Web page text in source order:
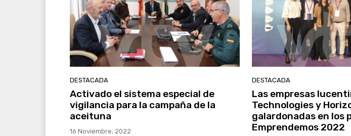
DESTACADA
Activado el sistema especial de
vigilancia para la campaña de la
aceituna
16 Noviembre, 2022
DESTACADA
Las empresas
Technologies y
galardonadas en los
Emprendemos 2022